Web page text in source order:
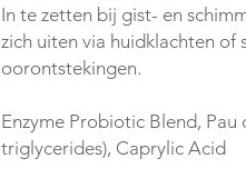
In te zetten bij gist- en
zich uiten via huidklachten of
oorontstekingen.
Enzyme Probiotic Blend, Pau
triglycerides), Caprylic Acid